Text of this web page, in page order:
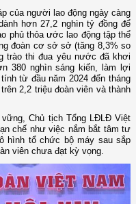
của người lao động ngày càng
hơn 27,2 nghìn tỷ đồng để
phủ thỏa ước lao động tập thể
đoàn cơ sở sở (tăng 8,3% so
trào thi đua yêu nước đã khơi
380 nghìn sáng kiến, làm lợi
từ đầu năm 2024 đến tháng
2,2 triệu đoàn viên và thành
Chủ tịch Tổng LĐLĐ Việt
chế như việc nắm bắt tâm tư
hình tổ chức bộ máy sau sắp
viên chưa đạt kỳ vọng.